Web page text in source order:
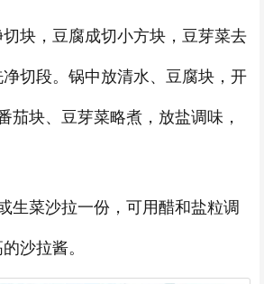
块，豆腐成切小方块，豆芽菜去
切段。锅中放清水、豆腐块，开
茄块、豆芽菜略煮，放盐调味，
生菜沙拉一份，可用醋和盐粒调
沙拉酱。